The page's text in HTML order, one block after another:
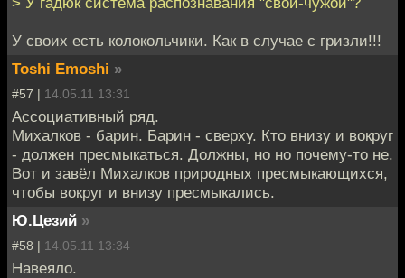
У своих есть колокольчики. Как в случае с гризли!!!
Toshi Emoshi »
#57 | 14.05.11 13:31
Ассоциативный ряд.
Михалков - барин. Барин - сверху. Кто внизу и вокруг
- должен пресмыкаться. Должны, но но почему-то не.
Вот и завёл Михалков природных пресмыкающихся,
чтобы вокруг и внизу пресмыкались.
Ю.Цезий »
#58 | 14.05.11 13:34
Навеяло.